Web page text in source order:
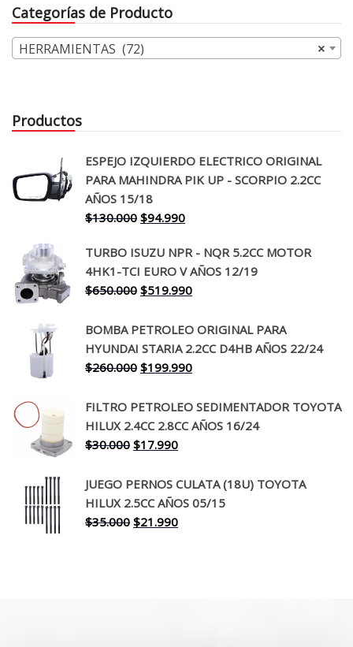
Categorías de Producto
×
HERRAMIENTAS (72)
Productos
ESPEJO IZQUIERDO ELECTRICO ORIGINAL
PARA MAHINDRA PIK UP - SCORPIO 2.2CC
AÑOS 15/18
$130.000 El
original
era:
$130.000.
$94.990El
actual
es:
$94.990.
TURBO ISUZU NPR - NQR 5.2CC MOTOR
4HK1-TCI EURO V AÑOS 12/19
$650.000 El
original
era:
$650.000.
$519.990El
actual
es:
$519.990.
BOMBA PETROLEO ORIGINAL PARA
HYUNDAI STARIA 2.2CC D4HB AÑOS 22/24
$260.000 El
original
era:
$260.000.
$199.990El
actual
es:
FILTRO PETROLEO SEDIMENTADOR TOYOTA
HILUX 2.4CC 2.8CC AÑOS 16/24
$30.000 El
original
era:
$30.000.
$17.990El
actual
es:
$17.990.
JUEGO PERNOS CULATA (18U) TOYOTA
HILUX 2.5CC AÑOS 05/15
$35.000 El
$21.990El